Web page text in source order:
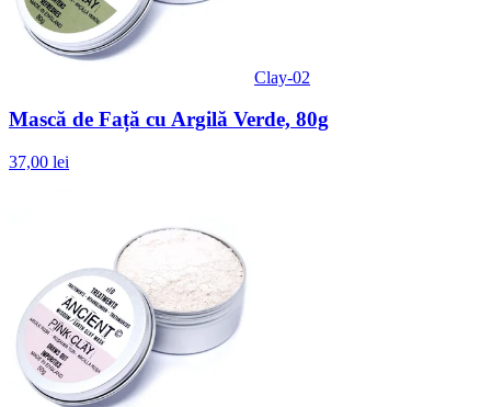
Clay-02
Mască de Față cu Argilă Verde, 80g
37,00 lei